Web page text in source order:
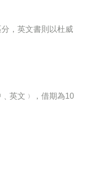
，英文書則以杜威
英文﹚，借期為10